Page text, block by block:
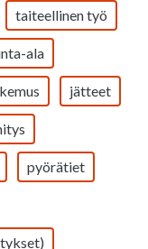
taiteellinen työ
ala
jätteet
pyörätiet